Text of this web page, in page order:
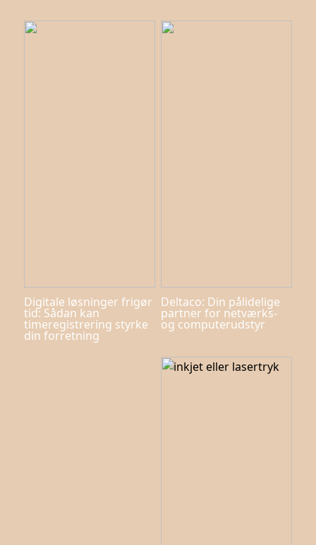
Digitale løsninger frigør
tid: Sådan kan
timeregistrering styrke
din forretning
Deltaco: Din pålidelige
partner for netværks-
og computerudstyr